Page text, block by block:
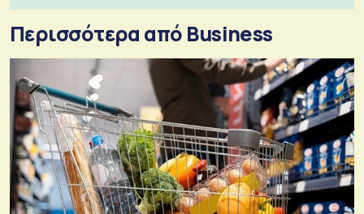
Περισσότερα από Business